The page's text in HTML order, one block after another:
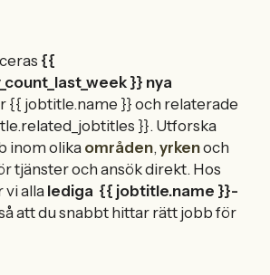
{{
}} nya
{{ jobtitle.name }} och relaterade
}}. Utforska
inom olika områden,yrkenoch
tjänster och ansök direkt. Hos
vi alla lediga {{ jobtitle.name }}-
att du snabbt hittar rätt jobb för